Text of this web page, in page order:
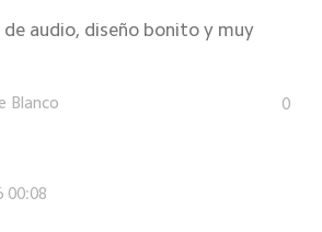
audio, diseño bonito y muy
Blanco 0
00:08